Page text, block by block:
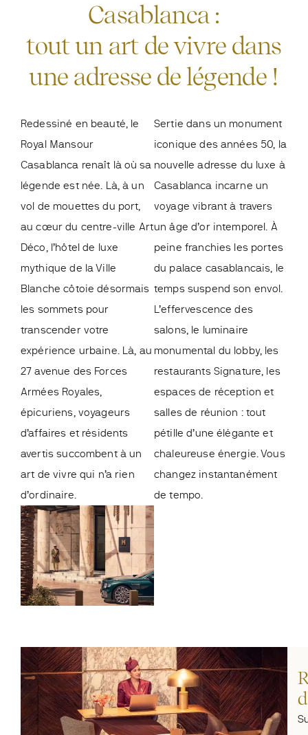
Casablanca :
tout un art de vivre dans
une adresse de légende !
Redessiné en beauté, le
Royal Mansour
Casablanca renaît là où sa
légende est née. Là, à un
vol de mouettes du port,
au cœur du centre-ville Art
Déco, l’hôtel de luxe
mythique de la Ville
Blanche côtoie désormais
les sommets pour
transcender votre
expérience urbaine. Là, au
27 avenue des Forces
Armées Royales,
épicuriens, voyageurs
d’affaires et résidents
avertis succombent à un
art de vivre qui n’a rien
d’ordinaire.
Sertie dans un monument
iconique des années 50, la
nouvelle adresse du luxe à
Casablanca incarne un
voyage vibrant à travers
un âge d’or intemporel. À
peine franchies les portes
du palace casablancais, le
temps suspend son envol.
L’effervescence des
salons, le luminaire
monumental du lobby, les
restaurants Signature, les
espaces de réception et
salles de réunion : tout
pétille d’une élégante et
chaleureuse énergie. Vous
changez instantanément
de tempo.